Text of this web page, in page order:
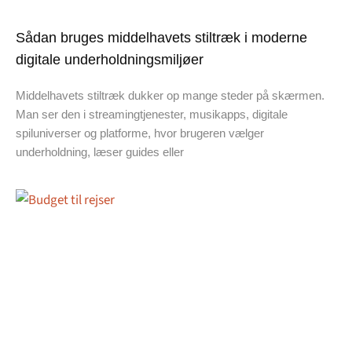
Sådan bruges middelhavets stiltræk i moderne
digitale underholdningsmiljøer
Middelhavets stiltræk dukker op mange steder på skærmen.
Man ser den i streamingtjenester, musikapps, digitale
spiluniverser og platforme, hvor brugeren vælger
underholdning, læser guides eller